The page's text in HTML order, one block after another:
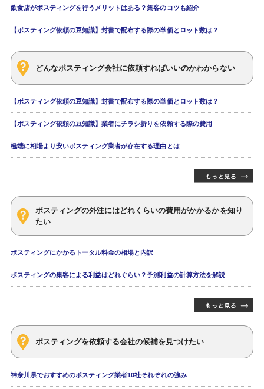
飲食店がポスティングを行うメリットはある？集客のコツも紹介
【ポスティング依頼の豆知識】封書で配布する際の単価とロット数は？
どんなポスティング会社に依頼すればいいのかわからない
【ポスティング依頼の豆知識】封書で配布する際の単価とロット数は？
【ポスティング依頼の豆知識】業者にチラシ折りを依頼する際の費用
極端に相場より安いポスティング業者が存在する理由とは
ポスティングの外注にはどれくらいの費用がかかるかを知り
たい
ポスティングにかかるトータル料金の相場と内訳
ポスティングの集客による利益はどれぐらい？予測利益の計算方法を解説
ポスティングを依頼する会社の候補を見つけたい
神奈川県でおすすめのポスティング業者10社それぞれの強み